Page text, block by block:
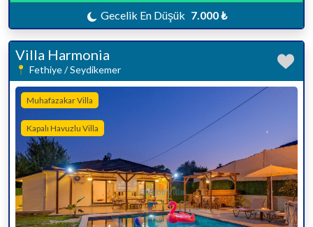
Gecelik En Düşük 7.000 ₺
Villa Harmonia
Fethiye / Seydikemer
Muhafazakar Villa
Kapalı Havuzlu Villa